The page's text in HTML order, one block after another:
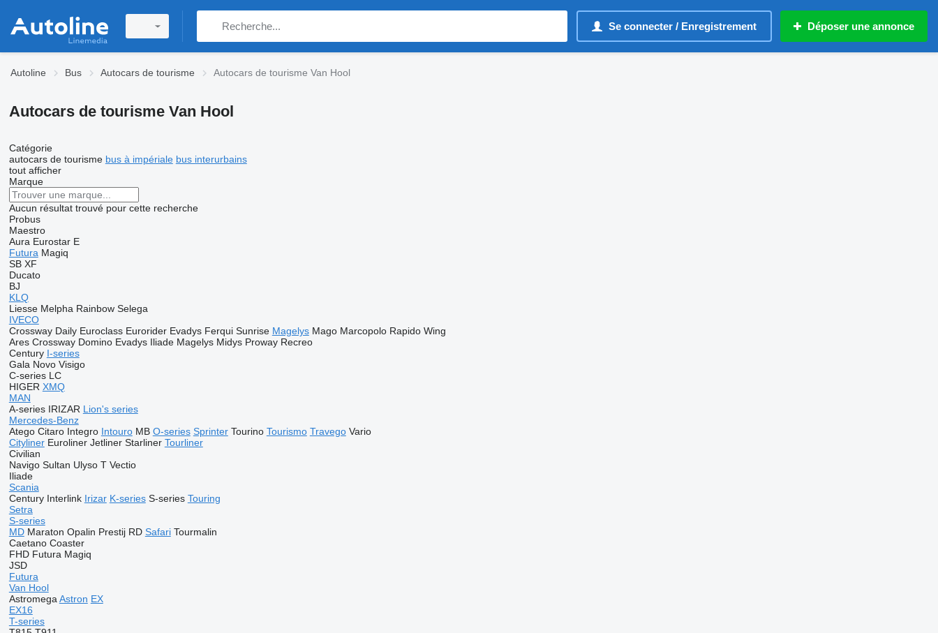
Se connecter / Enregistrement Déposer une annonce
Autoline Bus Autocars de tourisme Autocars de tourisme Van Hool
Autocars de tourisme Van Hool
Catégorie
autocars de tourisme bus à impériale bus interurbains
tout afficher
Marque
Aucun résultat trouvé pour cette recherche
Probus
Maestro
Aura Eurostar E
Futura Magiq
SB XF
Ducato
BJ
KLQ
Liesse Melpha Rainbow Selega
IVECO
Crossway Daily Euroclass Eurorider Evadys Ferqui Sunrise Magelys Mago Marcopolo Rapido Wing
Ares Crossway Domino Evadys Iliade Magelys Midys Proway Recreo
Century I-series
Gala Novo Visigo
C-series LC
HIGER XMQ
MAN
A-series IRIZAR Lion's series
Mercedes-Benz
Atego Citaro Integro Intouro MB O-series Sprinter Tourino Tourismo Travego Vario
Cityliner Euroliner Jetliner Starliner Tourliner
Civilian
Navigo Sultan Ulyso T Vectio
Iliade
Scania
Century Interlink Irizar K-series S-series Touring
Setra
S-series
MD Maraton Opalin Prestij RD Safari Tourmalin
Caetano Coaster
FHD Futura Magiq
JSD
Futura
Van Hool
Astromega Astron EX
EX16
T-series